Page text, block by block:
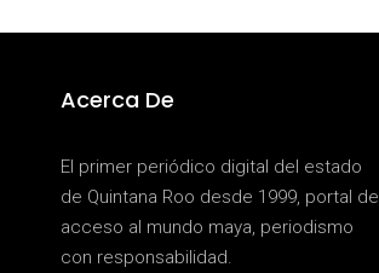
Acerca De
El primer periódico digital del estado
de Quintana Roo desde 1999, portal de
acceso al mundo maya, periodismo
con responsabilidad.